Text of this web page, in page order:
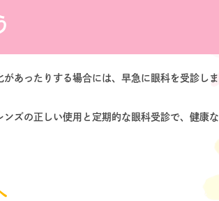
あったりする場合には、早急に眼科を受診しま
ズの正しい使用と定期的な眼科受診で、健康な